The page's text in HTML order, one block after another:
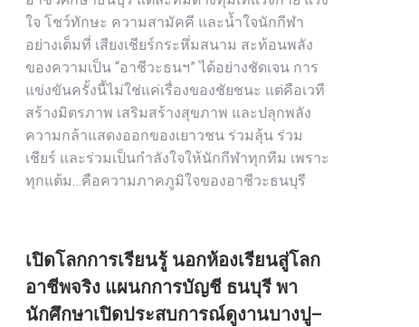
ใจ โชว์ทักษะ ความสามัคคี และน้ำใจนักกีฬา
อย่างเต็มที่ เสียงเชียร์กระหึ่มสนาม สะท้อนพลัง
ของความเป็น “อาชีวะธนฯ” ได้อย่างชัดเจน การ
แข่งขันครั้งนี้ไม่ใช่แค่เรื่องของชัยชนะ แต่คือเวที
สร้างมิตรภาพ เสริมสร้างสุขภาพ และปลุกพลัง
ความกล้าแสดงออกของเยาวชน ร่วมลุ้น ร่วม
เชียร์ และร่วมเป็นกำลังใจให้นักกีฬาทุกทีม เพราะ
ทุกแต้ม…คือความภาคภูมิใจของอาชีวะธนบุรี
เปิดโลกการเรียนรู้ นอกห้องเรียนสู่โลก
อาชีพจริง แผนกการบัญชี ธนบุรี พา
นักศึกษาเปิดประสบการณ์ดูงานบางปู–